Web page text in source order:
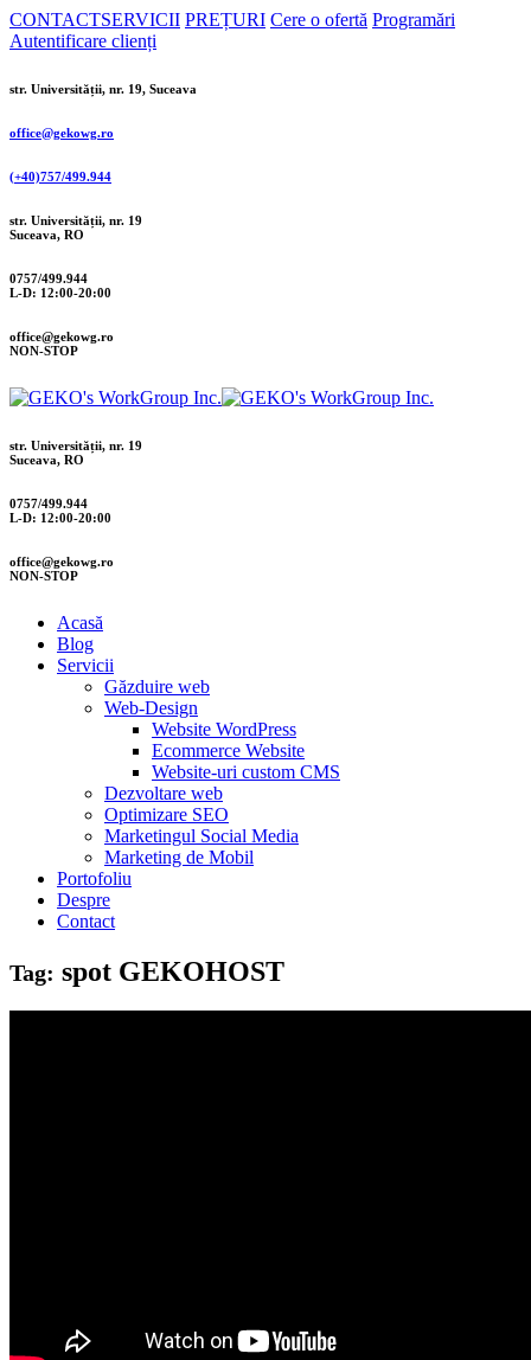
CONTACTSERVICII PREȚURI Cere o ofertă Programări
Autentificare clienți
str. Universității, nr. 19, Suceava
office@gekowg.ro
(+40)757/499.944
str. Universității, nr. 19
Suceava, RO
0757/499.944
L-D: 12:00-20:00
office@gekowg.ro
NON-STOP
str. Universității, nr. 19
Suceava, RO
0757/499.944
L-D: 12:00-20:00
office@gekowg.ro
NON-STOP
Acasă
Blog
Servicii
Găzduire web
Web-Design
Website WordPress
Ecommerce Website
Website-uri custom CMS
Dezvoltare web
Optimizare SEO
Marketingul Social Media
Marketing de Mobil
Portofoliu
Despre
Contact
Tag: spot GEKOHOST